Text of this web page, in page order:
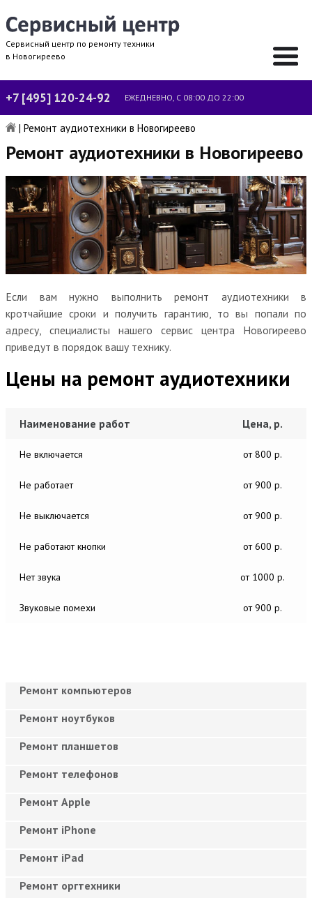
Сервисный центр по ремонту техники
в Новогиреево
+7 [495] 120-24-92 ЕЖЕДНЕВНО, С 08:00 ДО 22:00
| Ремонт аудиотехники в Новогиреево
Ремонт аудиотехники в Новогиреево
Если вам нужно выполнить ремонт аудиотехники в
кротчайшие сроки и получить гарантию, то вы попали по
адресу, специалисты нашего сервис центра Новогиреево
приведут в порядок вашу технику.
Цены на ремонт аудиотехники
Наименование работ Цена, р.
Не включается от 800 р.
Не работает от 900 р.
Не выключается от 900 р.
Не работают кнопки от 600 р.
Нет звука от 1000 р.
Звуковые помехи от 900 р.
Ремонт компьютеров
Ремонт ноутбуков
Ремонт планшетов
Ремонт телефонов
Ремонт Apple
Ремонт iPhone
Ремонт iPad
Ремонт оргтехники